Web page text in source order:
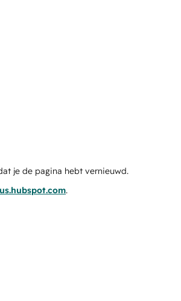
je de pagina hebt vernieuwd.
.